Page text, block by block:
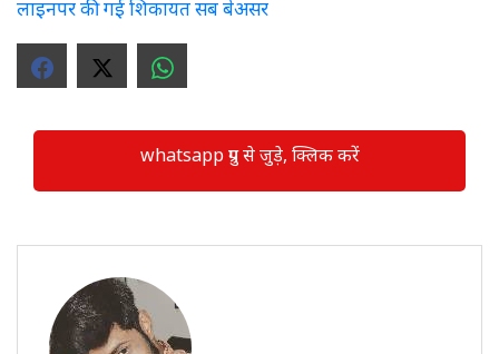
लाइनपर की गई शिकायत सब बेअसर
whatsapp ग्रुप से जुड़े, क्लिक करें